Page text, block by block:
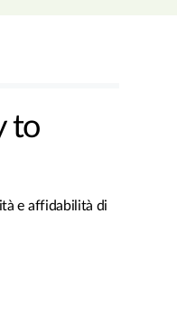
to
e affidabilità di